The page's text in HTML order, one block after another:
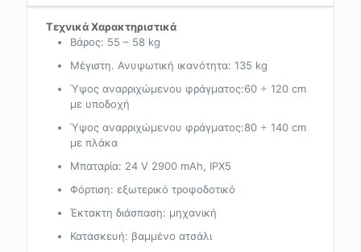
Τεχνικά Χαρακτηριστικά
Βάρος: 55 – 58 kg
Μέγιστη. Ανυψωτική ικανότητα: 135 kg
Ύψος αναρριχώμενου φράγματος:60 ÷ 120 cm
με υποδοχή
Ύψος αναρριχώμενου φράγματος:80 ÷ 140 cm
με πλάκα
Μπαταρία: 24 V 2900 mAh, IPX5
Φόρτιση: εξωτερικό τροφοδοτικό
Έκτακτη διάσπαση: μηχανική
Κατασκευή: βαμμένο ατσάλι